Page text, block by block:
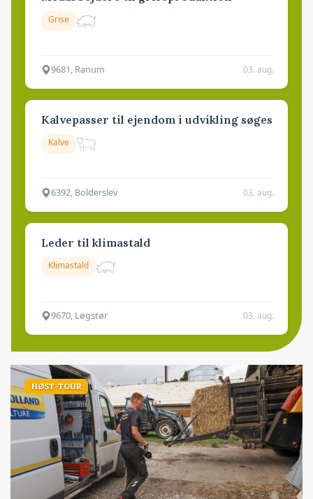
Grise
9681, Ranum 03. aug.
Kalvepasser til ejendom i udvikling søges
Kalve
6392, Bolderslev 03. aug.
Leder til klimastald
Klimastald
9670, Løgstør 03. aug.
HØST-TOUR